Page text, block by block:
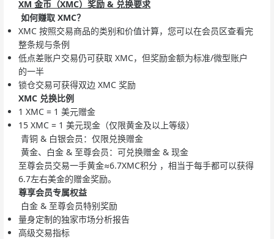
XM 金币（XMC）奖励 & 兑换要求
如何赚取 XMC？
XMC 按照交易商品的类别和价值计算，您可以在会员区查看完
整条规与条例
低点差账户交易仍可获取 XMC，但奖励金额为标准/微型账户
的一半
锁仓交易可获得双边 XMC 奖励
XMC 兑换比例
1 XMC = 1 美元赠金
15 XMC = 1 美元现金（仅限黄金及以上等级）
青铜 & 白银会员：仅限兑换赠金
黄金、白金 & 至尊会员：可兑换赠金 & 现金
至尊会员交易一手黄金≈6.7XMC积分 ，相当于每手都可以获得
6.7左右美金的赠金奖励。
尊享会员专属权益
白金 & 至尊会员特别奖励
量身定制的独家市场分析报告
高级交易指标